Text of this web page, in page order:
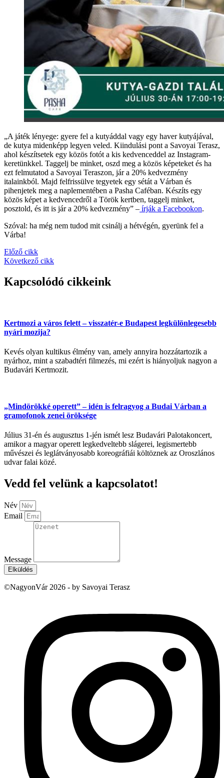
„A játék lényege: gyere fel a kutyáddal vagy egy haver kutyájával,
de kutya midenképp legyen veled. Kiindulási pont a Savoyai Terasz,
ahol készítsetek egy közös fotót a kis kedvenceddel az Instagram-
keretünkkel. Taggelj be minket, oszd meg a közös képeteket és ha
ezt felmutatod a Savoyai Teraszon, jár a 20% kedvezmény
italainkból. Majd felfrissülve tegyetek egy sétát a Várban és
pihenjetek meg a naplementében a Pasha Caféban. Készíts egy
közös képet a kedvencedről a Török kertben, taggelj minket,
posztold, és itt is jár a 20% kedvezmény” – írják a Facebookon.
Szóval: ha még nem tudod mit csinálj a hétvégén, gyerünk fel a
Várba!
Előző cikk
Következő cikk
Kapcsolódó cikkeink
Kertmozi a város felett – visszatér-e Budapest legkülönlegesebb
nyári mozija?
Kevés olyan kultikus élmény van, amely annyira hozzátartozik a
nyárhoz, mint a szabadtéri filmezés, mi ezért is hiányoljuk nagyon a
Budavári Kertmozit.
„Mindörökké operett” – idén is felragyog a Budai Várban a
gramofonok zenei öröksége
Július 31-én és augusztus 1-jén ismét lesz Budavári Palotakoncert,
amikor a magyar operett legkedveltebb slágerei, legismertebb
művészei és leglátványosabb koreográfiái költöznek az Oroszlános
udvar falai közé.
Vedd fel velünk a kapcsolatot!
Név
Email
Message
Elküldés
©NagyonVár 2026 - by Savoyai Terasz